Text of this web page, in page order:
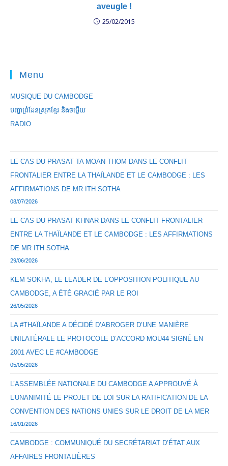
aveugle !
25/02/2015
Menu
MUSIQUE DU CAMBODGE
បញ្ហាព្រំដែនស្រុកខ្មែរ និងចឞ្លើយ
RADIO
LE CAS DU PRASAT TA MOAN THOM DANS LE CONFLIT
FRONTALIER ENTRE LA THAÏLANDE ET LE CAMBODGE : LES
AFFIRMATIONS DE MR ITH SOTHA
08/07/2026
LE CAS DU PRASAT KHNAR DANS LE CONFLIT FRONTALIER
ENTRE LA THAÏLANDE ET LE CAMBODGE : LES AFFIRMATIONS
DE MR ITH SOTHA
29/06/2026
KEM SOKHA, LE LEADER DE L’OPPOSITION POLITIQUE AU
CAMBODGE, A ÉTÉ GRACIÉ PAR LE ROI
26/05/2026
LA #THAÏLANDE A DÉCIDÉ D’ABROGER D’UNE MANIÈRE
UNILATÉRALE LE PROTOCOLE D’ACCORD MOU44 SIGNÉ EN
2001 AVEC LE #CAMBODGE
05/05/2026
L’ASSEMBLÉE NATIONALE DU CAMBODGE A APPROUVÉ À
L’UNANIMITÉ LE PROJET DE LOI SUR LA RATIFICATION DE LA
CONVENTION DES NATIONS UNIES SUR LE DROIT DE LA MER
16/01/2026
CAMBODGE : COMMUNIQUÉ DU SECRÉTARIAT D’ÉTAT AUX
AFFAIRES FRONTALIÈRES